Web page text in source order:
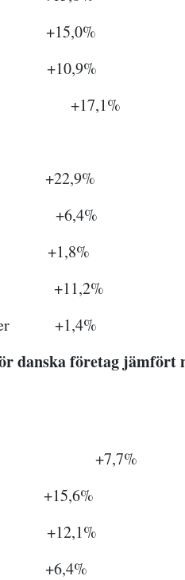
+17,1%
+22,9%
+6,4%
+1,8%
+11,2%
+1,4%
danska företag jämfört
+7,7%
+15,6%